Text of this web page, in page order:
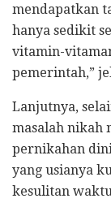
mendapatkan
hanya sedikit
vitamin-
pemerintah,”
Lanjutnya,
masalah nikah
pernikahan
yang usianya
kesulitan